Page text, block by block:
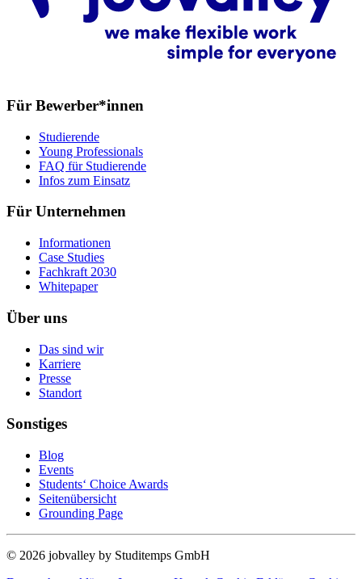
Für Bewerber*innen
Studierende
Young Professionals
FAQ für Studierende
Infos zum Einsatz
Für Unternehmen
Informationen
Case Studies
Fachkraft 2030
Whitepaper
Über uns
Das sind wir
Karriere
Presse
Standort
Sonstiges
Blog
Events
Students‘ Choice Awards
Seitenübersicht
Grounding Page
© 2026 jobvalley by Studitemps GmbH